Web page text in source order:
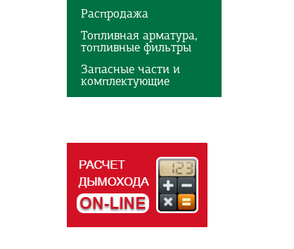
Распродажа
Топливная арматура,
топливные фильтры
Запасные части и
комплектующие